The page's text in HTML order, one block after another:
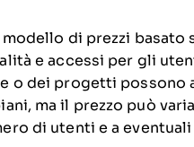
modello di prezzi
e accessi per gli
o dei progetti possono
ma il prezzo può
di utenti e a